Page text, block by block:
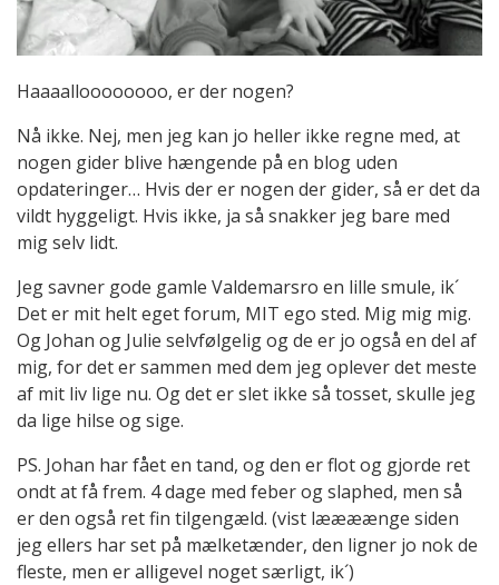
Haaaalloooooooo, er der nogen?
Nå ikke. Nej, men jeg kan jo heller ikke regne med, at
nogen gider blive hængende på en blog uden
opdateringer… Hvis der er nogen der gider, så er det da
vildt hyggeligt. Hvis ikke, ja så snakker jeg bare med
mig selv lidt.
Jeg savner gode gamle Valdemarsro en lille smule, ik´
Det er mit helt eget forum, MIT ego sted. Mig mig mig.
Og Johan og Julie selvfølgelig og de er jo også en del af
mig, for det er sammen med dem jeg oplever det meste
af mit liv lige nu. Og det er slet ikke så tosset, skulle jeg
da lige hilse og sige.
PS. Johan har fået en tand, og den er flot og gjorde ret
ondt at få frem. 4 dage med feber og slaphed, men så
er den også ret fin tilgengæld. (vist læææænge siden
jeg ellers har set på mælketænder, den ligner jo nok de
fleste, men er alligevel noget særligt, ik´)